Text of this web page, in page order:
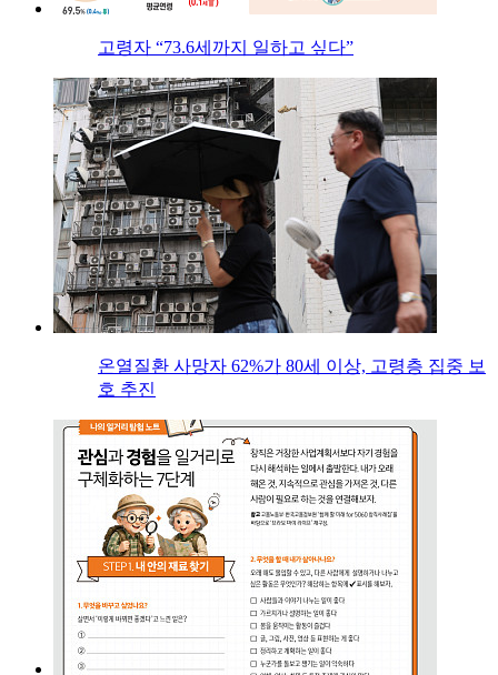
고령자 “73.6세까지 일하고 싶다”
온열질환 사망자 62%가 80세 이상, 고령층 집중 보
호 추진